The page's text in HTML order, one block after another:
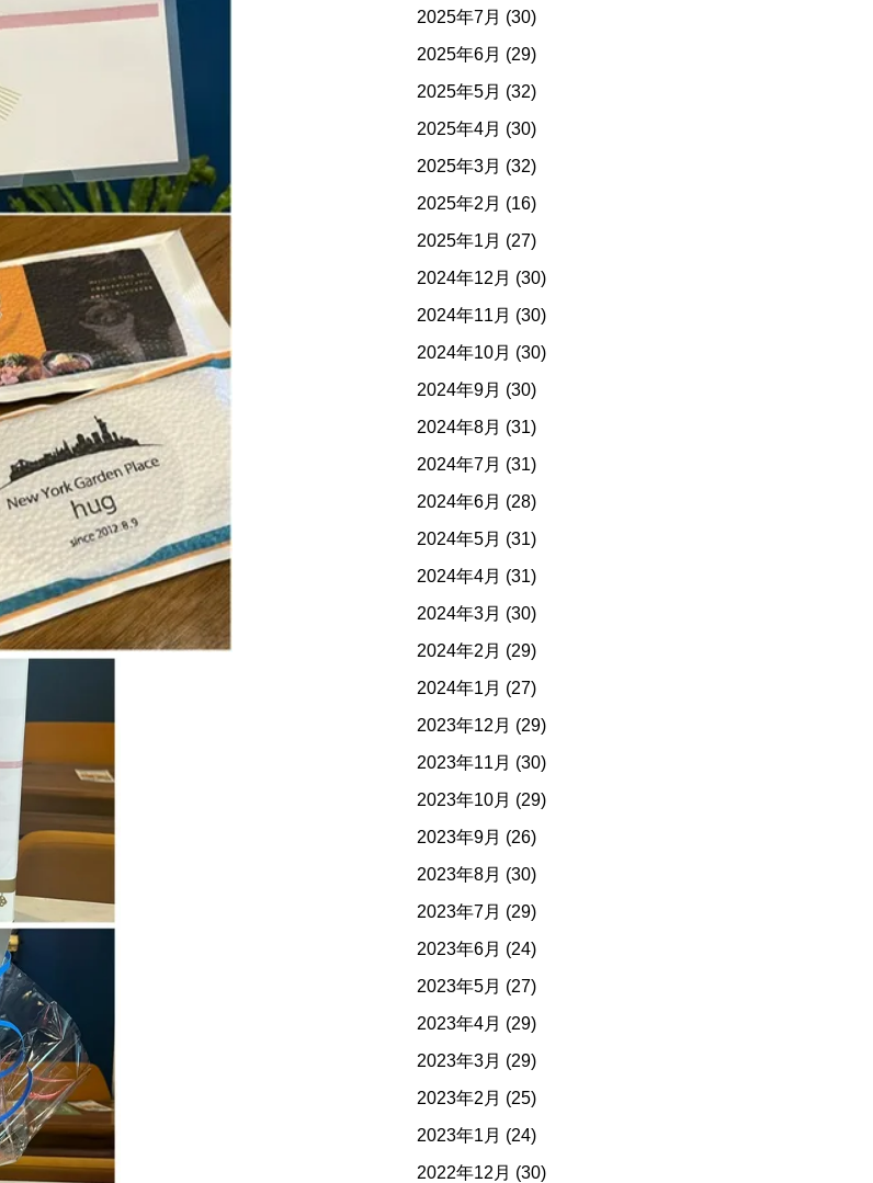
2025年7月 (30)
2025年6月 (29)
2025年5月 (32)
2025年4月 (30)
2025年3月 (32)
2025年2月 (16)
2025年1月 (27)
2024年12月 (30)
2024年11月 (30)
2024年10月 (30)
2024年9月 (30)
2024年8月 (31)
2024年7月 (31)
2024年6月 (28)
2024年5月 (31)
2024年4月 (31)
2024年3月 (30)
2024年2月 (29)
2024年1月 (27)
2023年12月 (29)
2023年11月 (30)
2023年10月 (29)
2023年9月 (26)
2023年8月 (30)
2023年7月 (29)
2023年6月 (24)
2023年5月 (27)
2023年4月 (29)
2023年3月 (29)
2023年2月 (25)
2023年1月 (24)
2022年12月 (30)